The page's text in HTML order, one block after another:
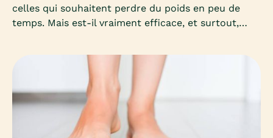
celles qui souhaitent perdre du poids en peu de
temps. Mais est-il vraiment efficace, et surtout,
article complet les clés pour comprendre, choisir et
appliquer un régime rapide adapté à vos besoins,
sans mettre votre corps en difficulté.